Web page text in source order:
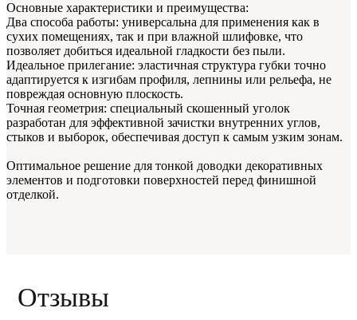
Основные характеристики и преимущества:
Два способа работы: универсальна для применения как в
сухих помещениях, так и при влажной шлифовке, что
позволяет добиться идеальной гладкости без пыли.
Идеальное прилегание: эластичная структура губки точно
адаптируется к изгибам профиля, лепнины или рельефа, не
повреждая основную плоскость.
Точная геометрия: специальный скошенный уголок
разработан для эффективной зачистки внутренних углов,
стыков и выборок, обеспечивая доступ к самым узким зонам.
Оптимальное решение для тонкой доводки декоративных
элементов и подготовки поверхностей перед финишной
отделкой.
Отзывы